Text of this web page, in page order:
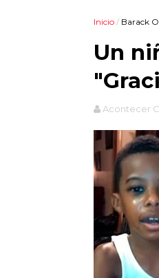
Inicio / Barack
Un
Acontecer